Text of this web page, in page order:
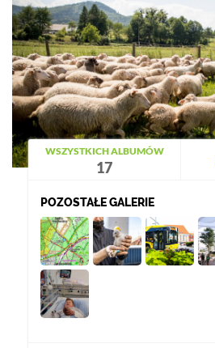
WSZYSTKICH ALBUMÓW
17
POZOSTAŁE GALERIE